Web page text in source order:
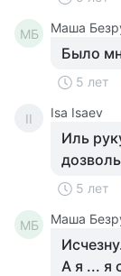
МБ Маша
Было
5 лет
II Isa Isaev
Иль
5 лет
МБ Маша
А я ... я